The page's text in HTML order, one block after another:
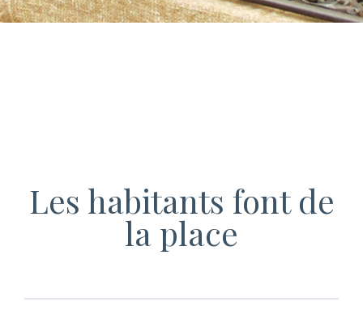
Les habitants font de
la place